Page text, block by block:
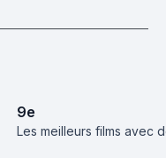
9e
Les meilleurs films avec